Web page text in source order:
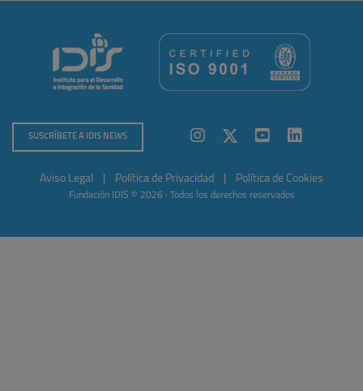
SUSCRÍBETE A IDIS NEWS
Aviso Legal Política de Privacidad Política de Cookies
Fundación IDIS © 2026 · Todos los derechos reservados